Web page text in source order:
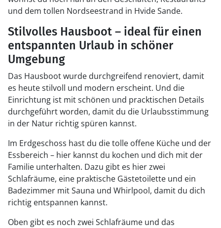
und dem tollen Nordseestrand in Hvide Sande.
Stilvolles Hausboot – ideal für einen
entspannten Urlaub in schöner
Umgebung
Das Hausboot wurde durchgreifend renoviert, damit
es heute stilvoll und modern erscheint. Und die
Einrichtung ist mit schönen und pracktischen Details
durchgeführt worden, damit du die Urlaubsstimmung
in der Natur richtig spüren kannst.
Im Erdgeschoss hast du die tolle offene Küche und der
Essbereich – hier kannst du kochen und dich mit der
Familie unterhalten. Dazu gibt es hier zwei
Schlafräume, eine praktische Gästetoilette und ein
Badezimmer mit Sauna und Whirlpool, damit du dich
richtig entspannen kannst.
Oben gibt es noch zwei Schlafräume und das